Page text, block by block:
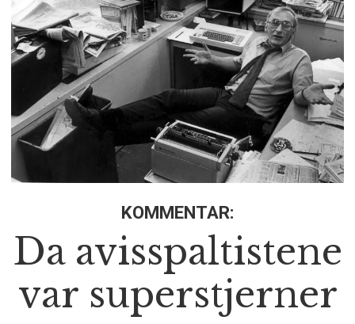
KOMMENTAR:
Da avisspaltistene
var superstjerner